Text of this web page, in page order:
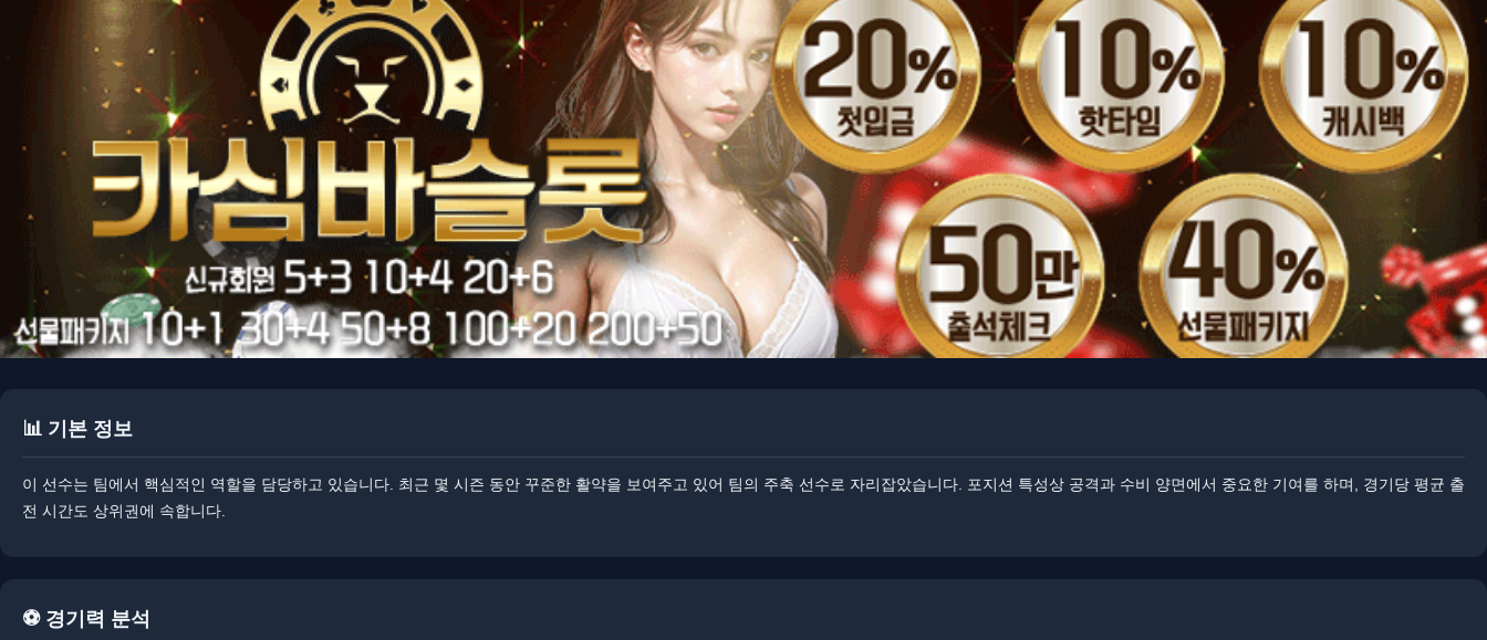
📊 기본 정보
이 선수는 팀에서 핵심적인 역할을 담당하고 있습니다. 최근 몇 시즌 동안 꾸준한 활약을 보여주고 있어 팀의 주축 선수로 자리잡았습니다. ​​포지션 특성상 공격과 수비 양면에서 중요한 기여를 하며, 경기당 평균 출
전 시간도 상위권에 속합니다.
⚽ 경기력 분석